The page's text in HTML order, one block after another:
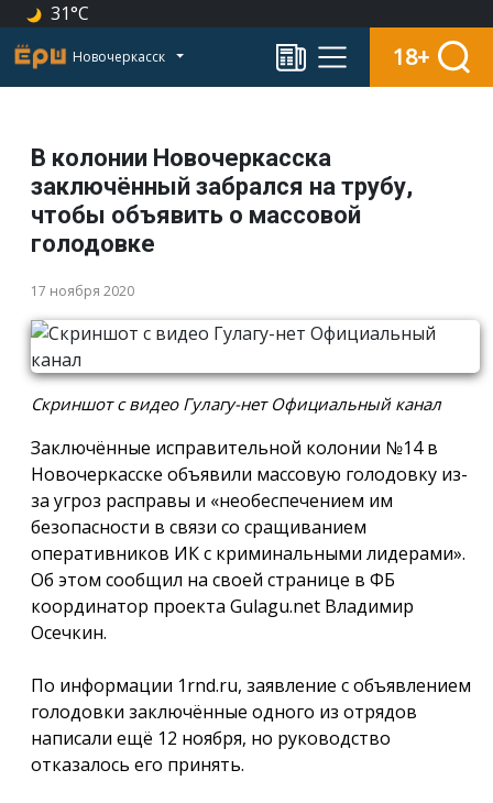
31°C
Новочеркасск 18+
В колонии Новочеркасска
заключённый забрался на трубу,
чтобы объявить о массовой
голодовке
17 ноября 2020
Скриншот с видео Гулагу-нет Официальный канал
Заключённые исправительной колонии №14 в
Новочеркасске объявили массовую голодовку из-
за угроз расправы и «необеспечением им
безопасности в связи со сращиванием
оперативников ИК с криминальными лидерами».
Об этом сообщил на своей странице в ФБ
координатор проекта Gulagu.net Владимир
Осечкин.
По информации 1rnd.ru, заявление с объявлением
голодовки заключённые одного из отрядов
написали ещё 12 ноября, но руководство
отказалось его принять.